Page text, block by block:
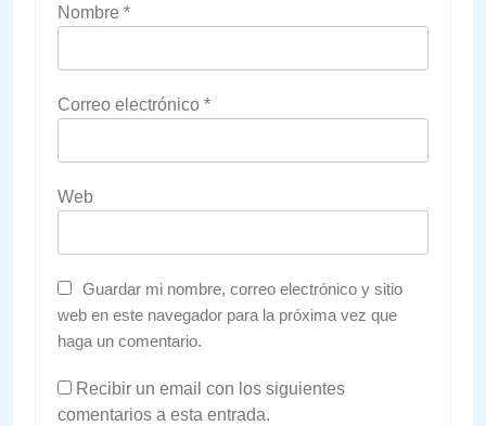
Nombre *
Correo electrónico *
Web
Guardar mi nombre, correo electrónico y sitio
web en este navegador para la próxima vez que
haga un comentario.
Recibir un email con los siguientes
comentarios a esta entrada.